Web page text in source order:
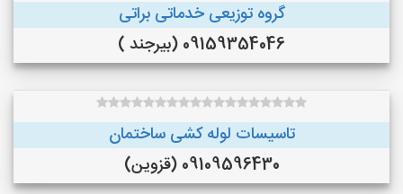
گروه توزیعی خدماتی براتی
09159354046 (بیرجند )
تاسیسات لوله کشی ساختمان
09109596430 (قزوین)